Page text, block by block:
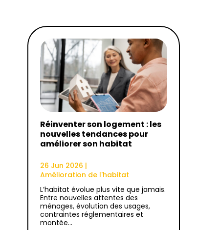
Réinventer son logement : les
nouvelles tendances pour
améliorer son habitat
26 Jun 2026 |
Amélioration de l'habitat
L’habitat évolue plus vite que jamais.
Entre nouvelles attentes des
ménages, évolution des usages,
contraintes réglementaires et
montée…